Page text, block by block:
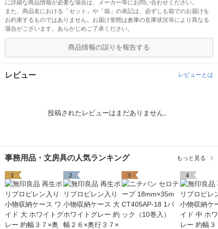
に詳細な商品情報が必要な場合は、メーカー等にお問い合わせください。
また、商品名における「セット」や「箱」の表記は、必ずしも箱でのお届けを
お約束するものではありません。お届け形態は倉庫の在庫状況等により異なる
場合がございます。あらかじめご了承ください。
商品情報の誤りを報告する
レビュー レビューとは
投稿されたレビューはまだありません。
事務用品・文房具の人気ランキング もっと見る
1 2 3 4